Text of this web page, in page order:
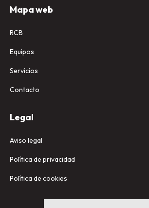
Mapa web
RCB
Equipos
Servicios
Contacto
Legal
Aviso legal
Política de privacidad
Política de cookies